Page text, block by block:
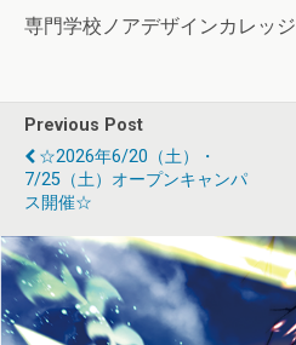
専門学校ノアデザインカレッジ
Previous Post
☆2026年6/20（土）・
7/25（土）オープンキャンパ
ス開催☆